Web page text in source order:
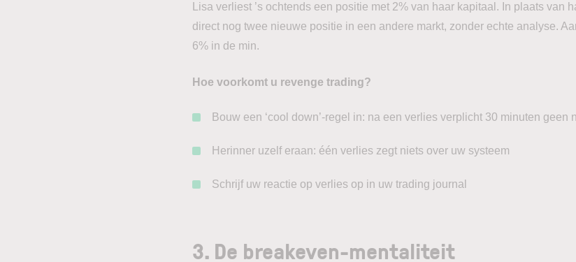
Lisa verliest ’s ochtends een positie met 2% van haar kapitaal. In plaats van
direct nog twee nieuwe positie in een andere markt, zonder echte analyse.
6% in de min.
Hoe voorkomt u revenge trading?
Bouw een ‘cool down’-regel in: na een verlies verplicht 30 minuten geen
Herinner uzelf eraan: één verlies zegt niets over uw systeem
Schrijf uw reactie op verlies op in uw trading journal
3. De breakeven-mentaliteit